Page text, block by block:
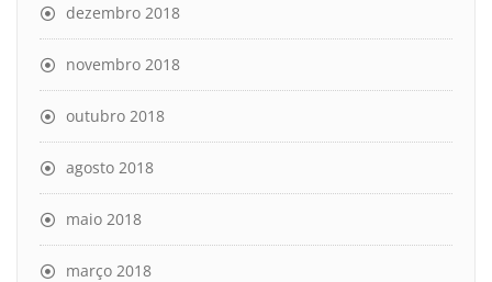
dezembro 2018
novembro 2018
outubro 2018
agosto 2018
maio 2018
março 2018